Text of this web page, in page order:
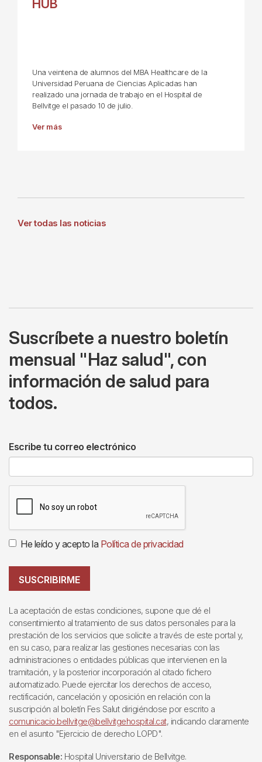
HUB
Una veintena de alumnos del MBA Healthcare de la
Universidad Peruana de Ciencias Aplicadas han
realizado una jornada de trabajo en el Hospital de
Bellvitge el pasado 10 de julio.
Ver más
Ver todas las noticias
Suscríbete a nuestro boletín
mensual "Haz salud", con
información de salud para
todos.
Escribe tu correo electrónico
He leído y acepto la Política de privacidad
SUSCRIBIRME
La aceptación de estas condiciones, supone que dé el
consentimiento al tratamiento de sus datos personales para la
prestación de los servicios que solicite a través de este portal y,
en su caso, para realizar las gestiones necesarias con las
administraciones o entidades públicas que intervienen en la
tramitación, y la posterior incorporación al citado fichero
automatizado. Puede ejercitar los derechos de acceso,
rectificación, cancelación y oposición en relación con la
suscripción al boletín Fes Salut dirigiéndose por escrito a
comunicacio.bellvitge@bellvitgehospital.cat, indicando claramente
en el asunto "Ejercicio de derecho LOPD".
Responsable: Hospital Universitario de Bellvitge.